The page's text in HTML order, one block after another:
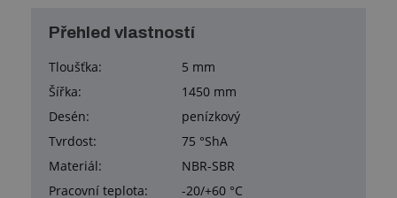
Přehled vlastností
Tloušťka:
5 mm
Šířka:
1450 mm
Desén:
penízkový
Tvrdost:
75 °ShA
Materiál:
NBR-SBR
Pracovní teplota:
-20/+60 °C